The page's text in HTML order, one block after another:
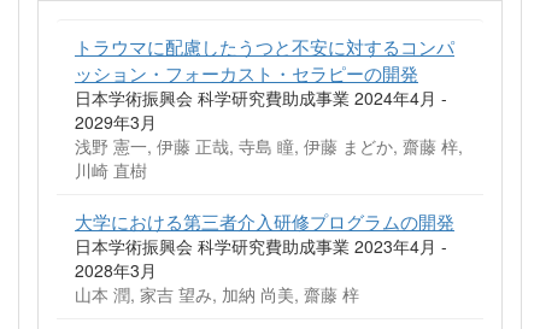
トラウマに配慮したうつと不安に対するコンパ
ッション・フォーカスト・セラピーの開発
日本学術振興会 科学研究費助成事業 2024年4月 -
2029年3月
浅野 憲一, 伊藤 正哉, 寺島 瞳, 伊藤 まどか, 齋藤 梓,
川崎 直樹
大学における第三者介入研修プログラムの開発
日本学術振興会 科学研究費助成事業 2023年4月 -
2028年3月
山本 潤, 家吉 望み, 加納 尚美, 齋藤 梓